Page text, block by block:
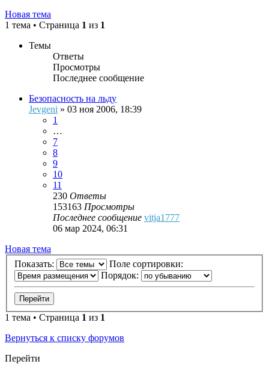
Новая тема
1 тема • Страница 1 из 1
Темы
Ответы
Просмотры
Последнее сообщение
Безопасность на льду
Jevgeni » 03 ноя 2006, 18:39
1
…
7
8
9
10
11
230 Ответы
153163 Просмотры
Последнее сообщение vitja1777
06 мар 2024, 06:31
Новая тема
Показать:
Поле сортировки:
Порядок:
1 тема • Страница 1 из 1
Вернуться к списку форумов
Перейти